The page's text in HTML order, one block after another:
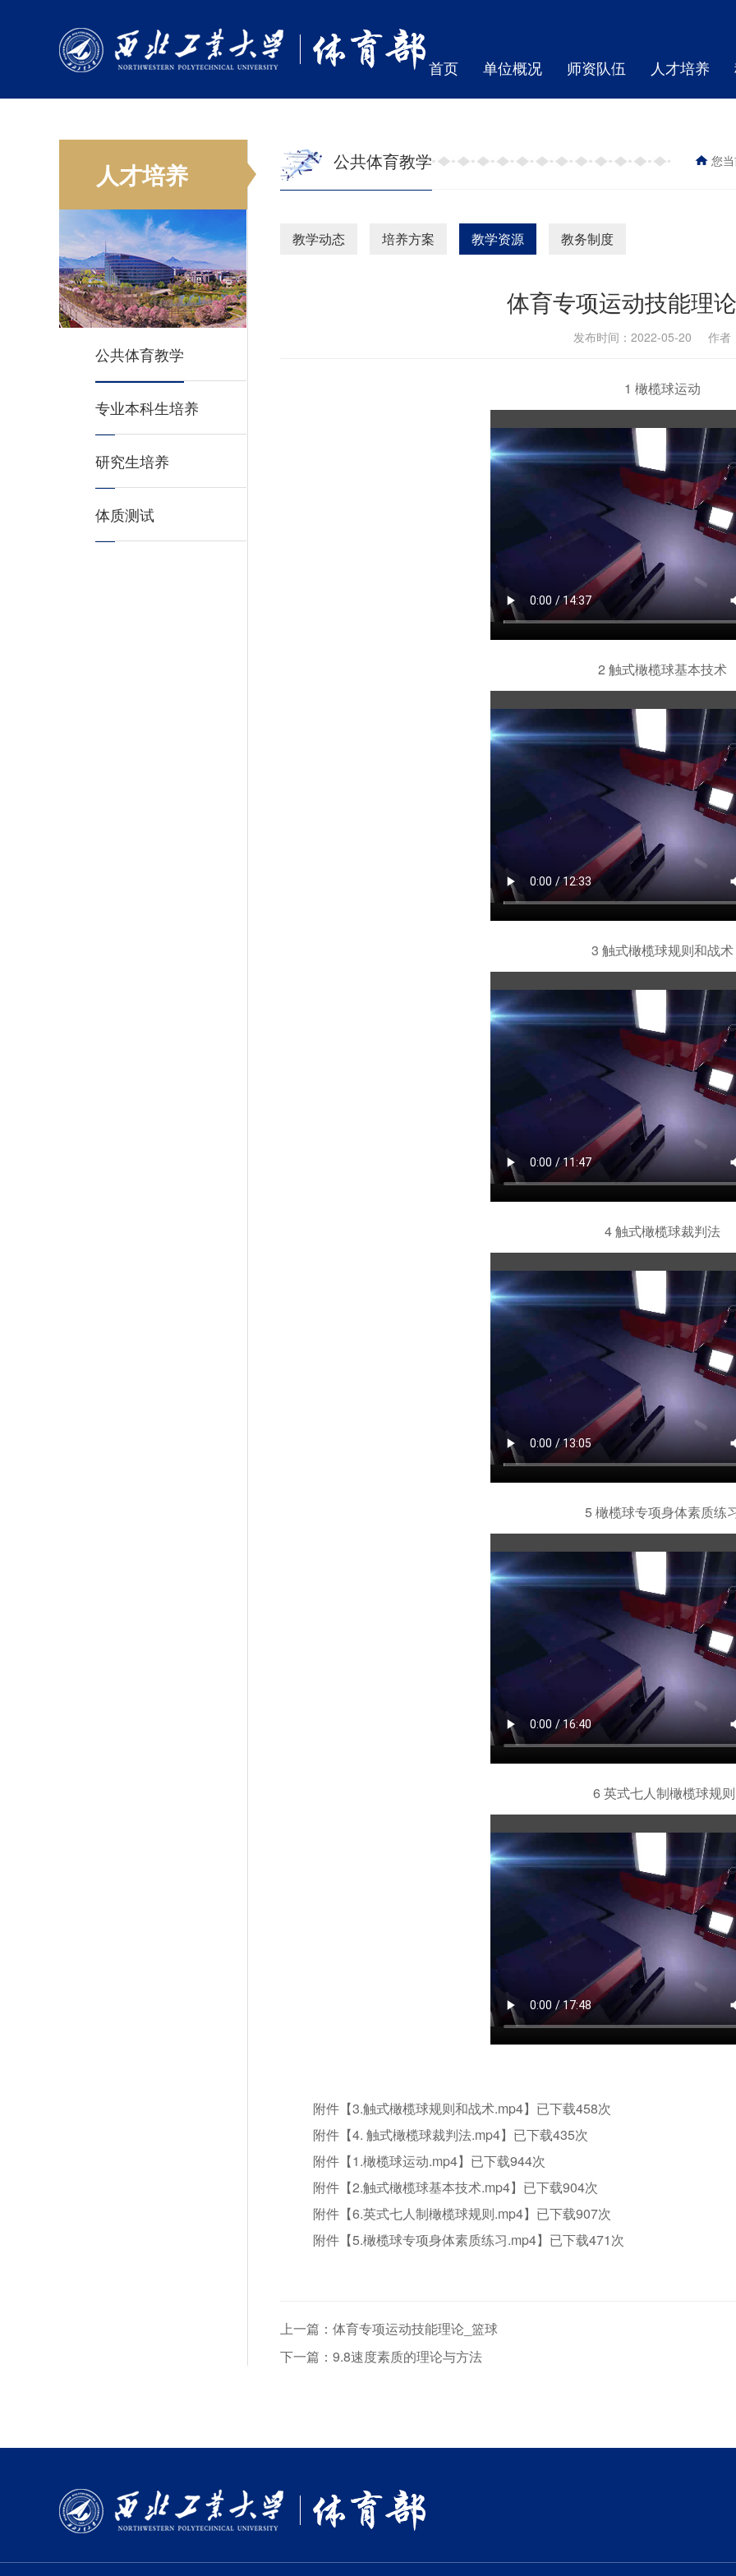
首页 单位概况 师资队伍 人才培养
人才培养
公共体育教学
专业本科生培养
研究生培养
体质测试
公共体育教学 您
教学动态 培养方案 教学资源 教务制度
体育专项运动技能理
发布时间：2022-05-20 作
1 橄榄球运动
2 触式橄榄球基本技术
3 触式橄榄球规则和战术
4 触式橄榄球裁判法
5 橄榄球专项身体素质练
6 英式七人制橄榄球规则
附件【3.触式橄榄球规则和战术.mp4】已下载458次
附件【4. 触式橄榄球裁判法.mp4】已下载435次
附件【1.橄榄球运动.mp4】已下载944次
附件【2.触式橄榄球基本技术.mp4】已下载904次
附件【6.英式七人制橄榄球规则.mp4】已下载907次
附件【5.橄榄球专项身体素质练习.mp4】已下载471次
上一篇：体育专项运动技能理论_篮球
下一篇：9.8速度素质的理论与方法